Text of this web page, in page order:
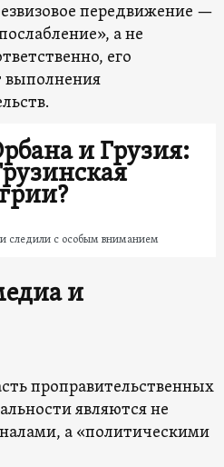
передвижение —
а не
его
выполнения
и Грузия:
следили с особым вниманием
и
проправительственных
являются не
а «политическими